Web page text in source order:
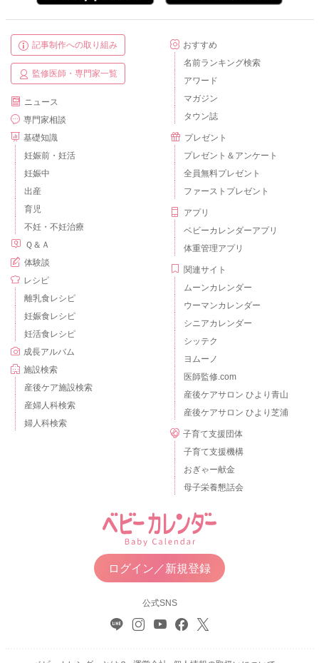
記事制作への取り組み
監修医師・専門家一覧
ニュース
専門家相談
基礎知識
妊娠前・妊活
妊娠中
出産
育児
不妊・不妊治療
Ｑ＆Ａ
体験談
レシピ
離乳食レシピ
妊娠食レシピ
妊活食レシピ
成長アルバム
施設検索
産後ケア施設検索
産婦人科検索
婦人科検索
おすすめ
名前ランキング検索
アワード
マガジン
タウン誌
プレゼント
プレゼント＆アンケート
全員無料プレゼント
ファーストプレゼント
アプリ
ベビーカレンダーアプリ
体重管理アプリ
関連サイト
ムーンカレンダー
ウーマンカレンダー
シニアカレンダー
シッテク
ヨムーノ
医師監修.com
産後ケアサロン ひより青山
産後ケアサロン ひより芝浦
子育て支援団体
子育て支援機構
おぎゃー献金
母子栄養懇話会
ログイン／新規登録
公式SNS